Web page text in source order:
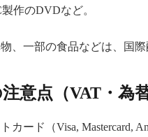
作のDVDなど。
、一部の食品などは、国
意点（VAT・為替
ード（Visa, Mastercard,